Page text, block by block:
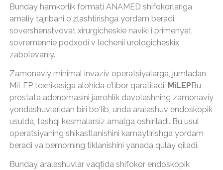
Bunday hamkorlik formati ANAMED shifokorlariga
amaliy tajribani o‘zlashtirishga yordam beradi.
sovershenstvovat xirurgicheskie naviki i primenyat
sovremennie podxodi v lechenii urologicheskix
zabolevaniy.
Zamonaviy minimal invaziv operatsiyalarga, jumladan
MiLEP texnikasiga alohida e’tibor qaratiladi. MiLEPBu
prostata adenomasini jarrohlik davolashning zamonaviy
yondashuvlaridan biri bo‘lib, unda aralashuv endoskopik
usulda, tashqi kesmalarsiz amalga oshiriladi. Bu usul
operatsiyaning shikastlanishini kamaytirishga yordam
beradi va bemorning tiklanishini yanada qulay qiladi.
Bunday aralashuvlar vaqtida shifokor endoskopik